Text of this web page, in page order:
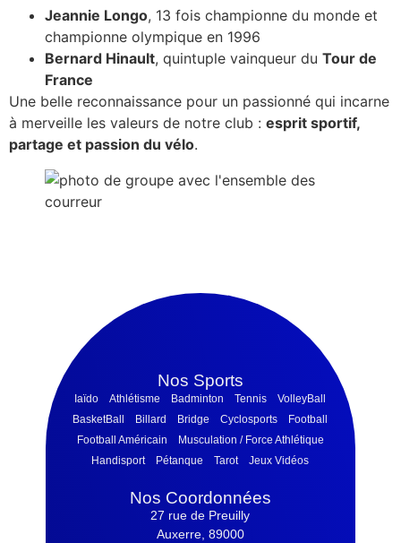
Jeannie Longo, 13 fois championne du monde et
championne olympique en 1996
Bernard Hinault, quintuple vainqueur du Tour de
France
Une belle reconnaissance pour un passionné qui incarne
à merveille les valeurs de notre club : esprit sportif,
partage et passion du vélo.
Nos Sports
Iaïdo Athlétisme Badminton Tennis
VolleyBall
BasketBall
Billard Bridge Cyclosports
Football
Football Américain
Musculation / Force Athlétique
Handisport
Pétanque Tarot Jeux Vidéos
Nos Coordonnées
27 rue de Preuilly
Auxerre, 89000